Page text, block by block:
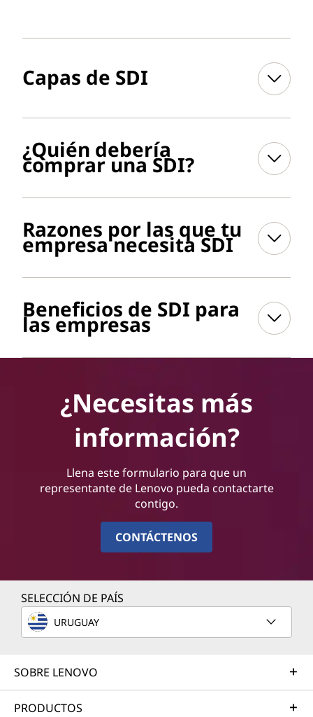
Capas de SDI
¿Quién debería
comprar una SDI?
Razones por las que tu
empresa necesita SDI
Beneficios de SDI para
las empresas
¿Necesitas más
información?
Llena este formulario para que un
representante de Lenovo pueda contactarte
contigo.
CONTÁCTENOS
SELECCIÓN DE PAÍS
URUGUAY
SOBRE LENOVO
PRODUCTOS